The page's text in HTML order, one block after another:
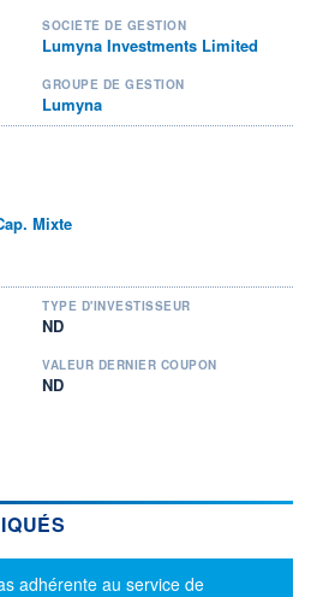
SOCIÉTÉ DE GESTION
Lumyna Investments Limited
GROUPE DE GESTION
Lumyna
Mixte
TYPE D'INVESTISSEUR
ND
VALEUR DERNIER COUPON
ND
adhérente au service de